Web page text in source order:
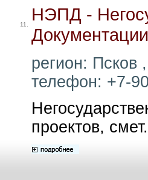
11.
НЭПД -
Документации
регион: Псков
телефон: +7-
проектов, смет.